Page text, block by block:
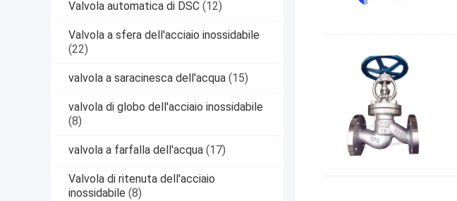
Valvola automatica di DSC (12)
Valvola a sfera dell'acciaio inossidabile
(22)
valvola a saracinesca dell'acqua (15)
valvola di globo dell'acciaio inossidabile
(8)
valvola a farfalla dell'acqua (17)
Valvola di ritenuta dell'acciaio
inossidabile (8)